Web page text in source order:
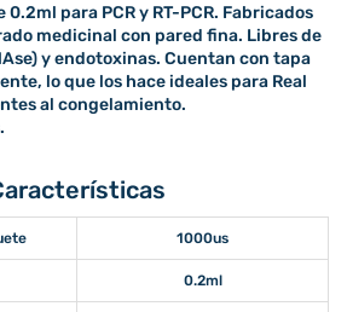
para PCR y RT-PCR. Fabricados
medicinal con pared fina. Libres de
y endotoxinas. Cuentan con tapa
lo que los hace ideales para Real
al congelamiento.
1000us
0.2ml